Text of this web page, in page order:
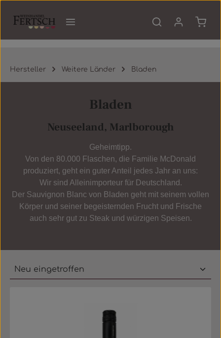
Hersteller Weitere Länder Bladen
Bladen
Neuseeland, Marlborough
Geheimtipp.
Von den 80.000 Flaschen, die Familie McDonald
produziert, geht ein guter Anteil jedes Jahr an uns:
Wir sind Alleinimporteur für Deutschland.
Der Sauvignon Blanc von Bladen geht mit seinem vollen
Körper und seiner begeisternden Frucht und Frische
auch sehr gut zu Steak und würzigen Speisen.